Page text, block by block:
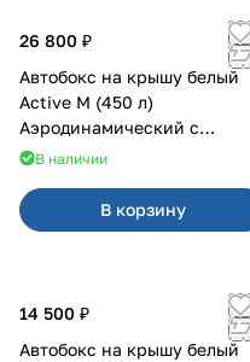
26 800 ₽
Автобокс на крышу белый
Active M (450 л)
Аэродинамический с
двусторонним открыванием
В наличии
В корзину
14 500 ₽
Автобокс на крышу белый